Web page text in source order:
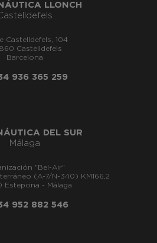
LLONCH
Castelldefels, 104
Castelldefels
Barcelona
936 365 259
DEL SUR
Málaga
"Bel-Air"
(A-7/N-340) KM166,2
Estepona - Málaga
952 882 546